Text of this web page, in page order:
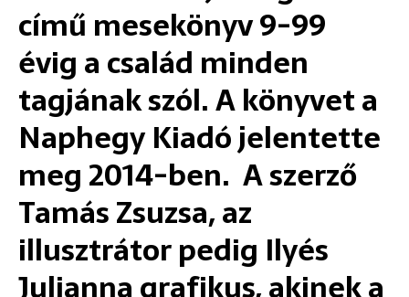
című mesekönyv 9-99
évig a család minden
tagjának szól. A könyvet a
Naphegy Kiadó jelentette
meg 2014-ben. A szerző
Tamás Zsuzsa, az
illusztrátor pedig Ilyés